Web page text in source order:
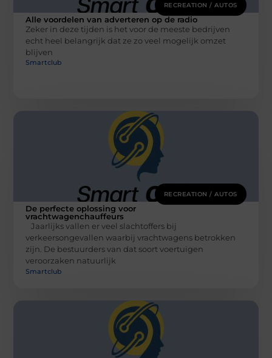
RECREATION / AUTOS
Alle voordelen van adverteren op de radio
Zeker in deze tijden is het voor de meeste bedrijven
echt heel belangrijk dat ze zo veel mogelijk omzet
blijven
Smartclub
RECREATION / AUTOS
De perfecte oplossing voor
vrachtwagenchauffeurs
Jaarlijks vallen er veel slachtoffers bij
verkeersongevallen waarbij vrachtwagens betrokken
zijn. De bestuurders van dat soort voertuigen
veroorzaken natuurlijk
Smartclub